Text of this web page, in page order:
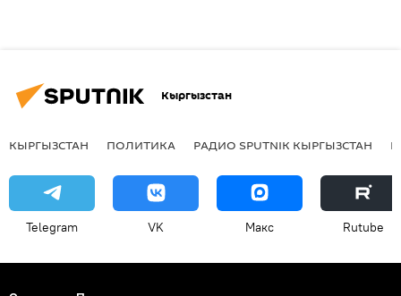
Кыргызстан
КЫРГЫЗСТАН ПОЛИТИКА РАДИО SPUTNIK КЫРГЫЗСТАН
Telegram VK Макс Rutube